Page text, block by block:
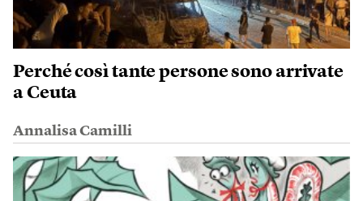
Perché così tante persone sono arrivate
a Ceuta
Annalisa Camilli